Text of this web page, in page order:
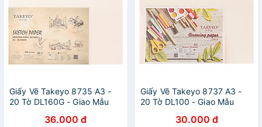
Giấy Vẽ Takeyo 8735 A3 -
20 Tờ DL160G - Giao Mẫu
36.000 đ
Giấy Vẽ Takeyo 8737 A3 -
20 Tờ DL100 - Giao Mẫu
30.000 đ